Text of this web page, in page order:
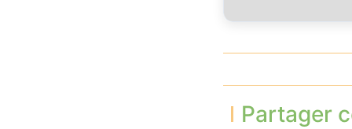
Partager